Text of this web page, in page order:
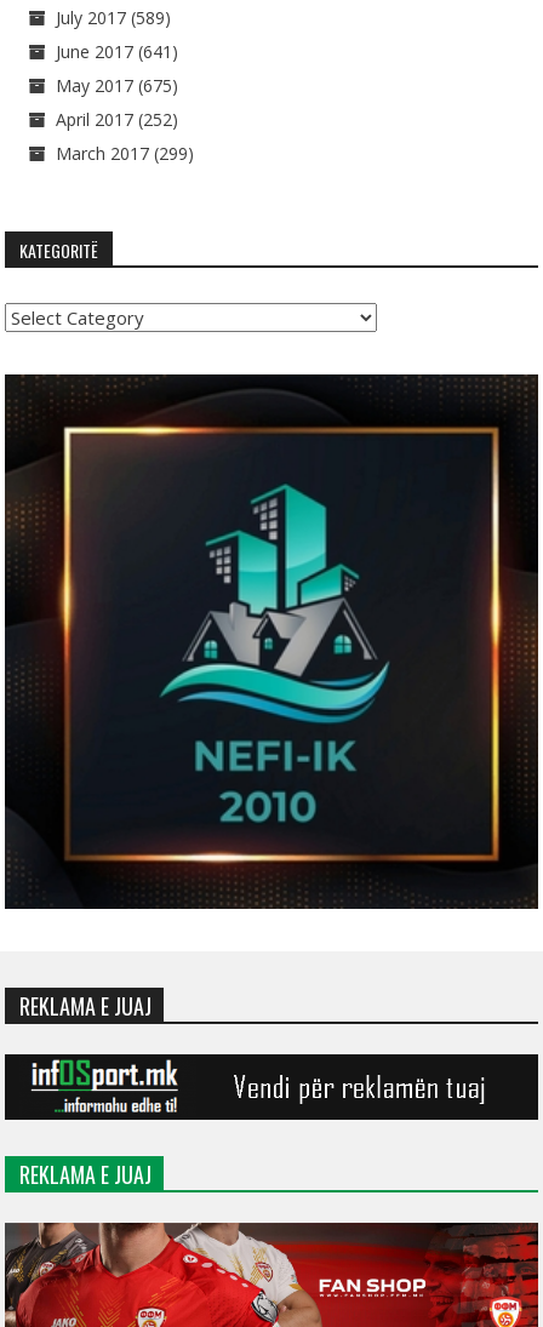
July 2017 (589)
June 2017 (641)
May 2017 (675)
April 2017 (252)
March 2017 (299)
KATEGORITË
Kategoritë
REKLAMA E JUAJ
REKLAMA E JUAJ